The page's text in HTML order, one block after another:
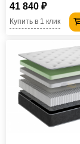
41 840 ₽
Купить в 1 клик